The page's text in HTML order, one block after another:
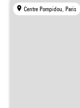
Centre Pompidou, Paris